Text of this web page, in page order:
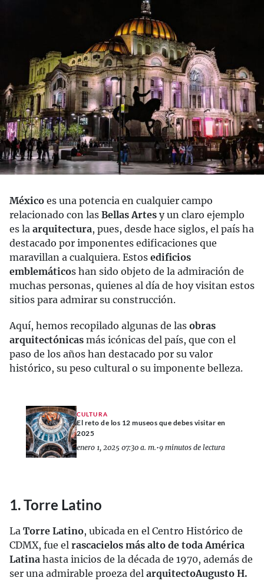
México es una potencia en cualquier campo
relacionado con las Bellas Artes y un claro ejemplo
es la arquitectura, pues, desde hace siglos, el país ha
destacado por imponentes edificaciones que
maravillan a cualquiera. Estos edificios
emblemáticos han sido objeto de la admiración de
muchas personas, quienes al día de hoy visitan estos
sitios para admirar su construcción.
Aquí, hemos recopilado algunas de las obras
arquitectónicas más icónicas del país, que con el
paso de los años han destacado por su valor
histórico, su peso cultural o su imponente belleza.
CULTURA
El reto de los 12 museos que debes visitar en
2025
enero 1, 2025 07:30 a. m.•9 minutos de lectura
1. Torre Latino
La Torre Latino, ubicada en el Centro Histórico de
CDMX, fue el rascacielos más alto de toda América
Latina hasta inicios de la década de 1970, además de
ser una admirable proeza del arquitectoAugusto H.